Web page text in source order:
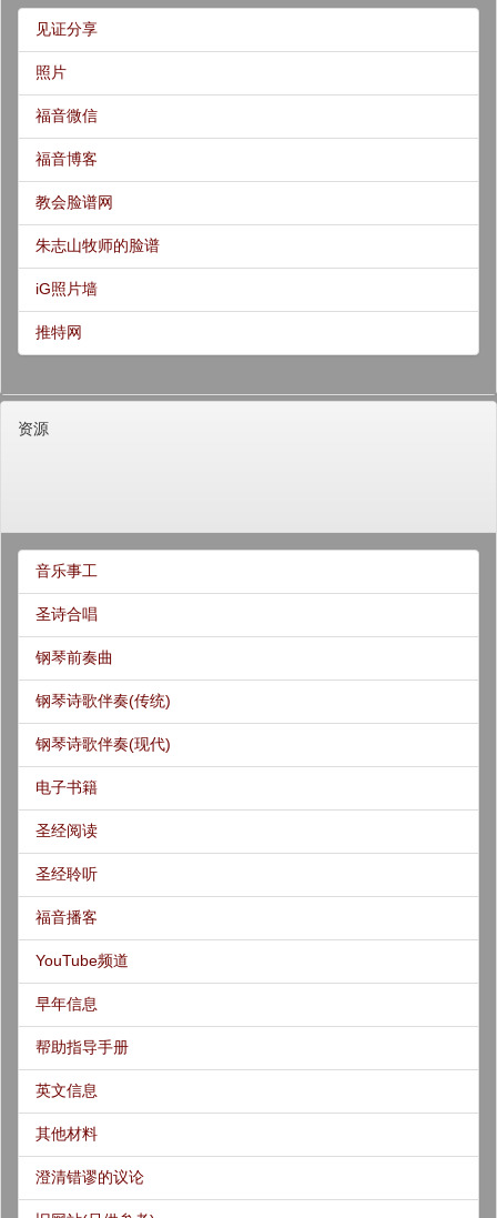
见证分享
照片
福音微信
福音博客
教会脸谱网
朱志山牧师的脸谱
iG照片墙
推特网
资源
音乐事工
圣诗合唱
钢琴前奏曲
钢琴诗歌伴奏(传统)
钢琴诗歌伴奏(现代)
电子书籍
圣经阅读
圣经聆听
福音播客
YouTube频道
早年信息
帮助指导手册
英文信息
其他材料
澄清错谬的议论